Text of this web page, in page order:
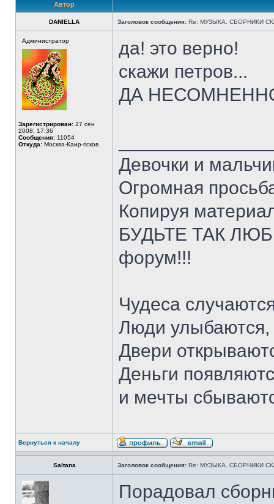
Автор
DANIELLA Заголовок сообщения: Re: МУЗЫКА. СБОРНИКИ
Администратор
Зарегистрирован: 27 сен
2008, 17:36
Сообщения: 11054
Откуда: Москва-Каир-псков
да! это верно!
скажи петров...
ДА
Девочки и
Огромная
Копируя
БУДЬТЕ ТАК
форум!!!
Чудеса
Люди улыбаются,
Двери
Деньги
и мечты
Вернуться к началу
Saltana Заголовок сообщения: Re: МУЗЫКА. СБОРНИКИ
Порадовал